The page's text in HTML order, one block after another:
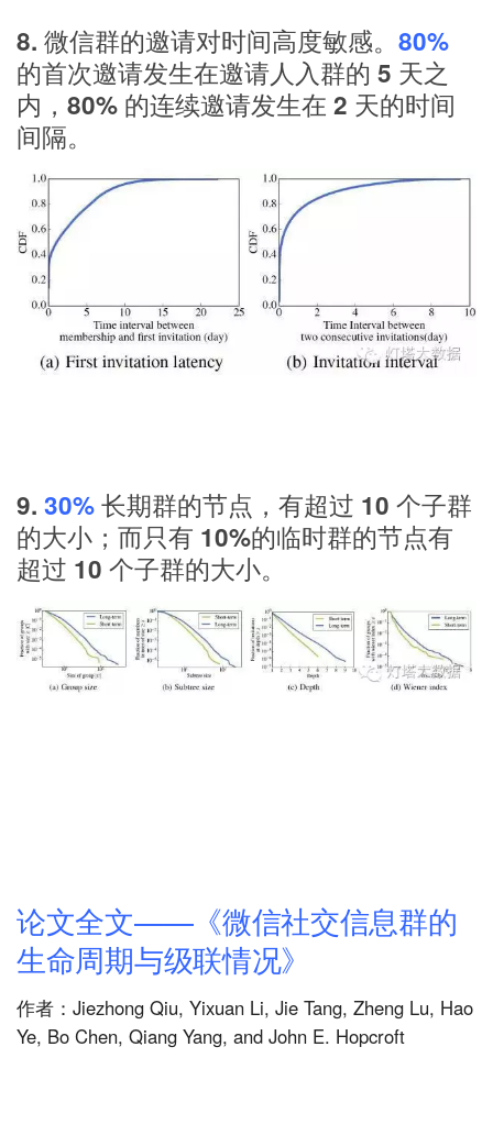
8. 微信群的邀请对时间高度敏感。 80%
的首次邀请发生在邀请人入群的 5 天之
内，80% 的连续邀请发生在 2 天的时间
间隔。
9. 30%长期群的节点，有超过 10 个子群
的大小；而只有 10%的临时群的节点有
超过 10 个子群的大小。
论文全文——《微信社交信息群的
生命周期与级联情况》
作者：Jiezhong Qiu, Yixuan Li, Jie Tang, Zheng Lu, Hao
Ye, Bo Chen, Qiang Yang, and John E. Hopcroft